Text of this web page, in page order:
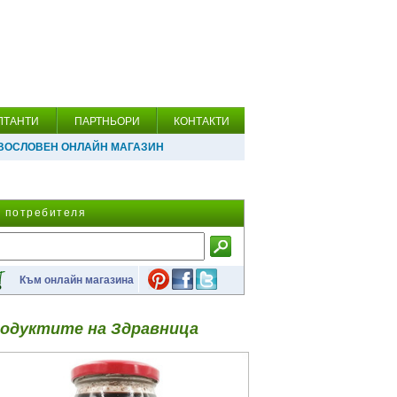
ПАРТНЬОРИ КОНТАКТИ
ОНЛАЙН МАГАЗИН
потребителя
Към онлайн магазина
на Здравница